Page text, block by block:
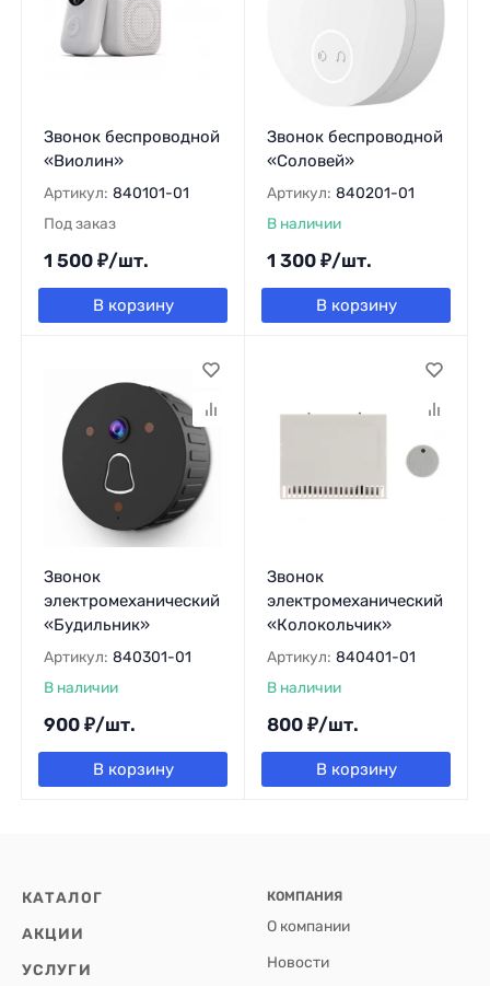
Звонок беспроводной
«Виолин»
Артикул: 840101-01
Под заказ
1 500 ₽/шт.
В корзину
Звонок беспроводной
«Соловей»
Артикул: 840201-01
В наличии
1 300 ₽/шт.
В корзину
Звонок
электромеханический
«Будильник»
Артикул: 840301-01
В наличии
900 ₽/шт.
В корзину
Звонок
электромеханический
«Колокольчик»
Артикул: 840401-01
В наличии
800 ₽/шт.
В корзину
КАТАЛОГ
АКЦИИ
УСЛУГИ
КОМПАНИЯ
О компании
Новости